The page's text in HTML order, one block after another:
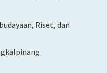
Riset, dan